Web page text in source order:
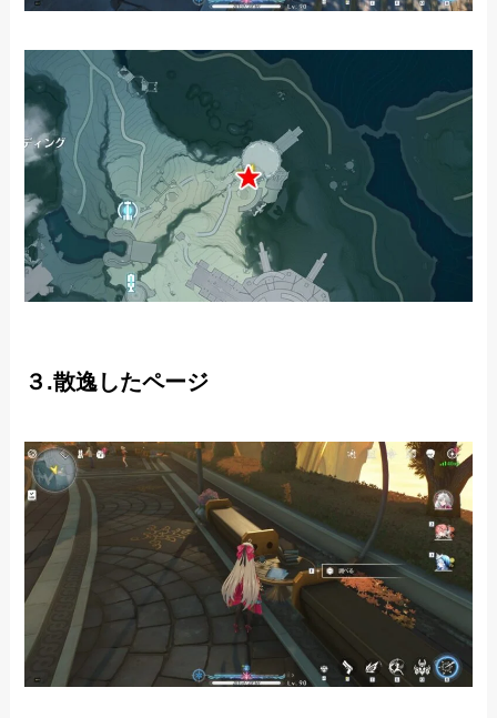
３.散逸したページ